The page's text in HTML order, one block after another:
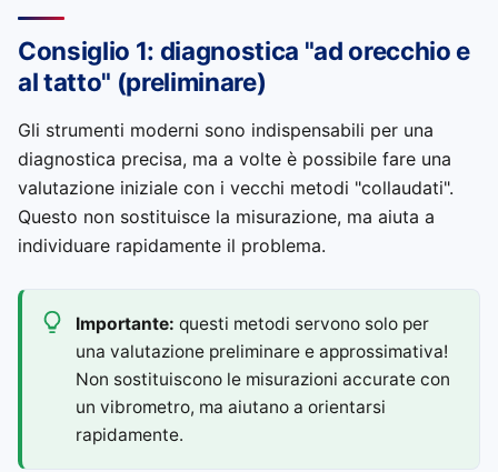
Consiglio 1: diagnostica "ad orecchio e
al tatto" (preliminare)
Gli strumenti moderni sono indispensabili per una
diagnostica precisa, ma a volte è possibile fare una
valutazione iniziale con i vecchi metodi "collaudati".
Questo non sostituisce la misurazione, ma aiuta a
individuare rapidamente il problema.
Importante: questi metodi servono solo per
una valutazione preliminare e approssimativa!
Non sostituiscono le misurazioni accurate con
un vibrometro, ma aiutano a orientarsi
rapidamente.